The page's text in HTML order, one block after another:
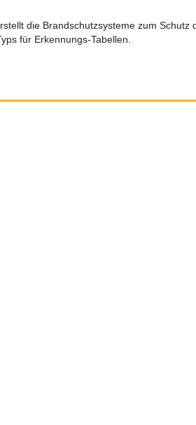
die Brandschutzsysteme zum Schutz
für Erkennungs-Tabellen.